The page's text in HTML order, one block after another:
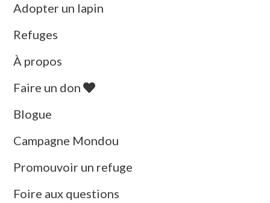
Adopter un lapin
Refuges
À propos
Faire un don
Blogue
Campagne Mondou
Promouvoir un refuge
Foire aux questions